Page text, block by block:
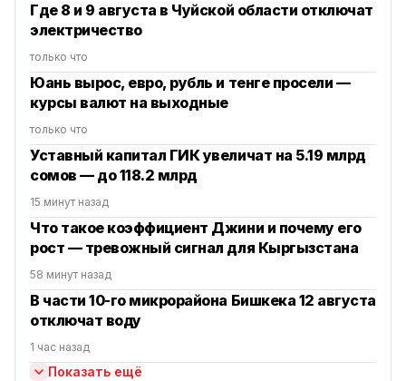
Где 8 и 9 августа в Чуйской области отключат
электричество
только что
Юань вырос, евро, рубль и тенге просели —
курсы валют на выходные
только что
Уставный капитал ГИК увеличат на 5.19 млрд
сомов — до 118.2 млрд
15 минут назад
Что такое коэффициент Джини и почему его
рост — тревожный сигнал для Кыргызстана
58 минут назад
В части 10-го микрорайона Бишкека 12 августа
отключат воду
1 час назад
Показать ещё